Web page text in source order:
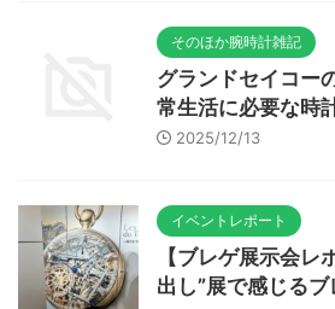
そのほか腕時計雑記
グランドセイコー
常生活に必要な時
2025/12/13
イベントレポート
【ブレゲ展示会レ
出し”展で感じる